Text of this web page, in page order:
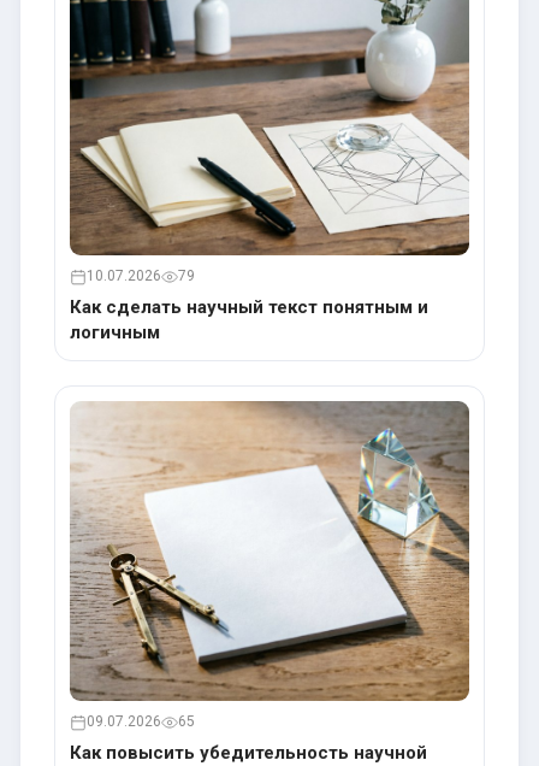
10.07.2026 79
Как сделать научный текст понятным и
логичным
09.07.2026 65
Как повысить убедительность научной